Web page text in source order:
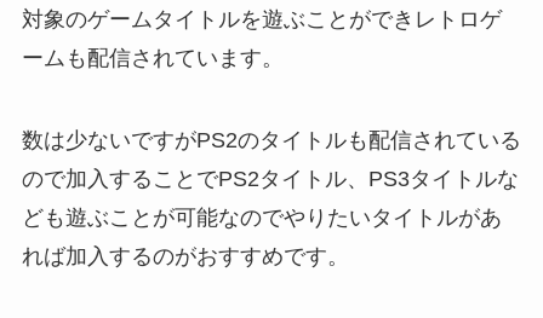
対象のゲームタイトルを遊ぶことができレトロゲ
ームも配信されています。
数は少ないですがPS2のタイトルも配信されている
ので加入することでPS2タイトル、PS3タイトルな
ども遊ぶことが可能なのでやりたいタイトルがあ
れば加入するのがおすすめです。